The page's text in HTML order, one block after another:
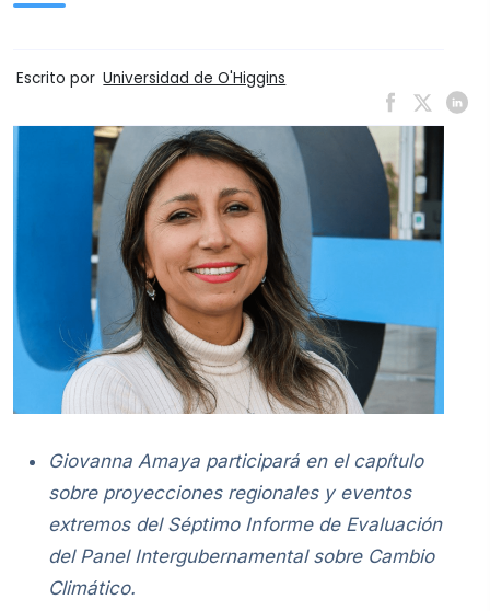
Escrito por Universidad de O'Higgins
Giovanna Amaya participará en el capítulo
sobre proyecciones regionales y eventos
extremos del Séptimo Informe de Evaluación
del Panel Intergubernamental sobre Cambio
Climático.